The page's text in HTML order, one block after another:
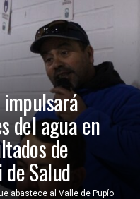
del agua en
de
Salud
abastece al Valle de Pupío